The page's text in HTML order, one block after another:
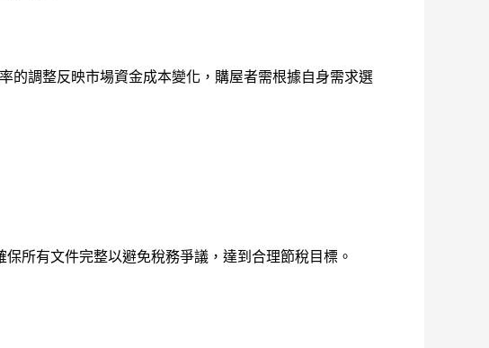
的調整反映市場資金成本變化，購屋者需根據自身需求選
所有文件完整以避免稅務爭議，達到合理節稅目標。